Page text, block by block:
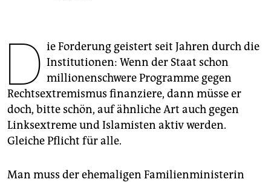
genossenschaft
epaper login
D ie Forderung geistert seit Jahren durch die
Institutionen: Wenn der Staat schon
millionenschwere Programme gegen
Rechtsextremismus finanziere, dann müsse er
doch, bitte schön, auf ähnliche Art auch gegen
Linksextreme und Islamisten aktiv werden.
Gleiche Pflicht für alle.
Man muss der ehemaligen Familienministerin